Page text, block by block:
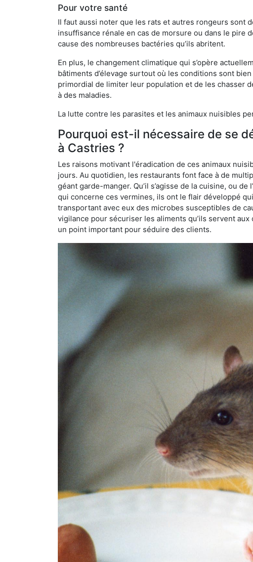
Pour votre santé
Il faut aussi noter que les rats et autres rongeurs sont
insuffisance rénale en cas de morsure ou dans le pire
cause des nombreuses bactéries qu’ils abritent.
En plus, le changement climatique qui s’opère
bâtiments d’élevage surtout où les conditions sont
primordial de limiter leur population et de les chasser
à des maladies.
La lutte contre les parasites et les animaux nuisibles
Pourquoi est-il nécessaire de se
à Castries ?
Les raisons motivant l'éradication de ces animaux
jours. Au quotidien, les restaurants font face à de
géant garde-manger. Qu’il s’agisse de la cuisine, ou
qui concerne ces vermines, ils ont le flair développé
transportant avec eux des microbes susceptibles de
vigilance pour sécuriser les aliments qu’ils servent
un point important pour séduire des clients.